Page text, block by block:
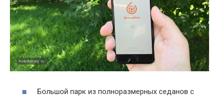
Большой парк из полноразмерных седанов с